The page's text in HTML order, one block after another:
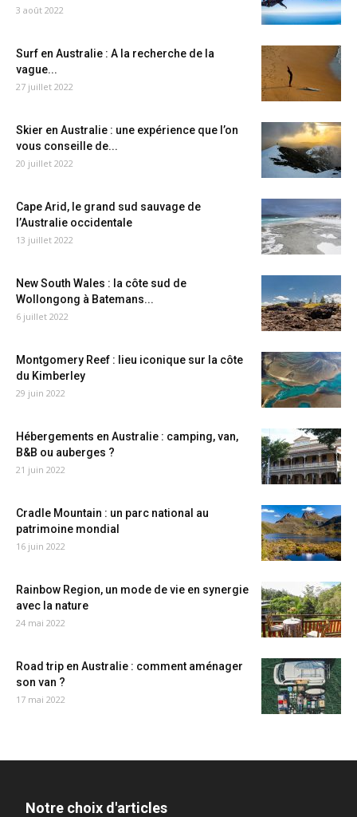
3 août 2022
Surf en Australie : A la recherche de la
vague...
27 juillet 2022
Skier en Australie : une expérience que l’on
vous conseille de...
20 juillet 2022
Cape Arid, le grand sud sauvage de
l’Australie occidentale
13 juillet 2022
New South Wales : la côte sud de
Wollongong à Batemans...
6 juillet 2022
Montgomery Reef : lieu iconique sur la côte
du Kimberley
29 juin 2022
Hébergements en Australie : camping, van,
B&B ou auberges ?
21 juin 2022
Cradle Mountain : un parc national au
patrimoine mondial
16 juin 2022
Rainbow Region, un mode de vie en synergie
avec la nature
24 mai 2022
Road trip en Australie : comment aménager
son van ?
17 mai 2022
Notre choix d'articles